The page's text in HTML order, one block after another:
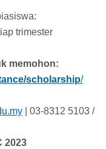
trimester
memohon:
scholarship/
| 03-8312 5103 /
2023